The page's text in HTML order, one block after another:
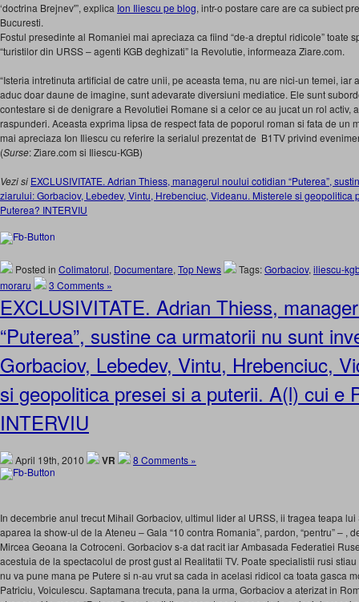
‘doctrina Brejnev'”, explica Ion Iliescu pe blog, intr-o postare care are ca subiect
Bucuresti.
Fostul presedinte al Romaniei mai apreciaza ca fiind “de-a dreptul ridicole” toate
“turistilor din URSS – agenti KGB deghizati” la Revolutie, informeaza Ziare.com.
“Isteria intretinuta artificial de catre unii, pe aceasta tema, nu are nici-un temei,
aduc doar daune de imagine, sunt adevarate diversiuni mediatice. Ele sunt
contestare si de denigrare a Revolutiei Romane si a celor ce au jucat un rol activ,
raspunderi. Aceasta exprima lipsa de respect fata de poporul roman si fata de un
mai apreciaza Ion Iliescu cu referire la serialul prezentat de B1TV privind
(Surse: Ziare.com si Iliescu-KGB)
Vezi si EXCLUSIVITATE. Adrian Thiess, managerul noului cotidian “Puterea”,
ziarului: Gorbaciov, Lebedev, Vintu, Hrebenciuc, Videanu. Misterele si geopolitica
Puterea? INTERVIU
Posted in Colimatorul, Documentare, Top News Tags:Gorbaciov, iliescu-
moraru
3 Comments »
EXCLUSIVITATE. Adrian Thiess,
“Puterea”, sustine ca urmatorii nu sunt
Gorbaciov, Lebedev, Vintu, Hrebenciuc,
si geopolitica presei si a puterii. A(l) cui e
INTERVIU
April 19th, 2010 VR 8 Comments »
In decembrie anul trecut Mihail Gorbaciov, ultimul lider al URSS, ii tragea teapa
aparea la show-ul de la Ateneu – Gala “10 contra Romania”, pardon, “pentru” – ,
Mircea Geoana la Cotroceni. Gorbaciov s-a dat racit iar Ambasada Federatiei
acestuia de la spectacolul de prost gust al Realitatii TV. Poate specialistii rusi
nu va pune mana pe Putere si n-au vrut sa cada in acelasi ridicol ca toata gasca
Patriciu, Voiculescu. Saptamana trecuta, pana la urma, Gorbaciov a aterizat in